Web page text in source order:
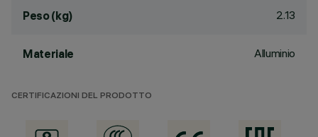
Peso (kg) 2.13
Materiale Alluminio
CERTIFICAZIONI DEL PRODOTTO